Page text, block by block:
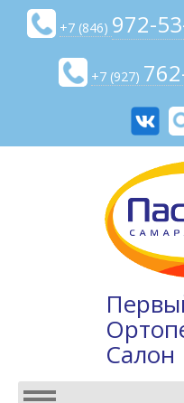
+7 (846) 972-
+7 (927)
Салон